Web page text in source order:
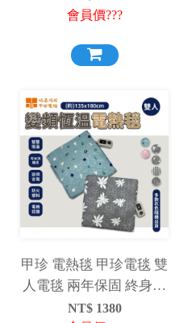
會員價???
甲珍 電熱毯 甲珍電毯 雙
人電毯 兩年保固 終身保
NT$ 1380